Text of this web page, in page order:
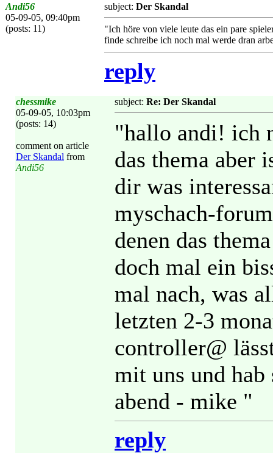
Andi56
05-09-05, 09:40pm
(posts: 11)
subject: Der Skandal
"Ich höre von viele leute das ein pare
finde schreibe ich noch mal werde dran
reply
chessmike
05-09-05, 10:03pm
(posts: 14)
comment on article
Der Skandal from
Andi56
subject: Re: Der Skandal
"hallo andi! ich
das thema aber
dir was
myschach-
denen das
doch mal ein
mal nach, was
letzten 2-3
controller@
mit uns und hab
abend - mike "
reply